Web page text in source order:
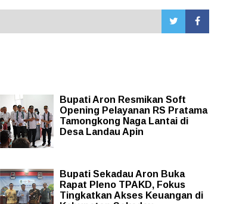
Bupati Aron Resmikan Soft
Opening Pelayanan RS Pratama
Tamongkong Naga Lantai di
Desa Landau Apin
Bupati Sekadau Aron Buka
Rapat Pleno TPAKD, Fokus
Tingkatkan Akses Keuangan di